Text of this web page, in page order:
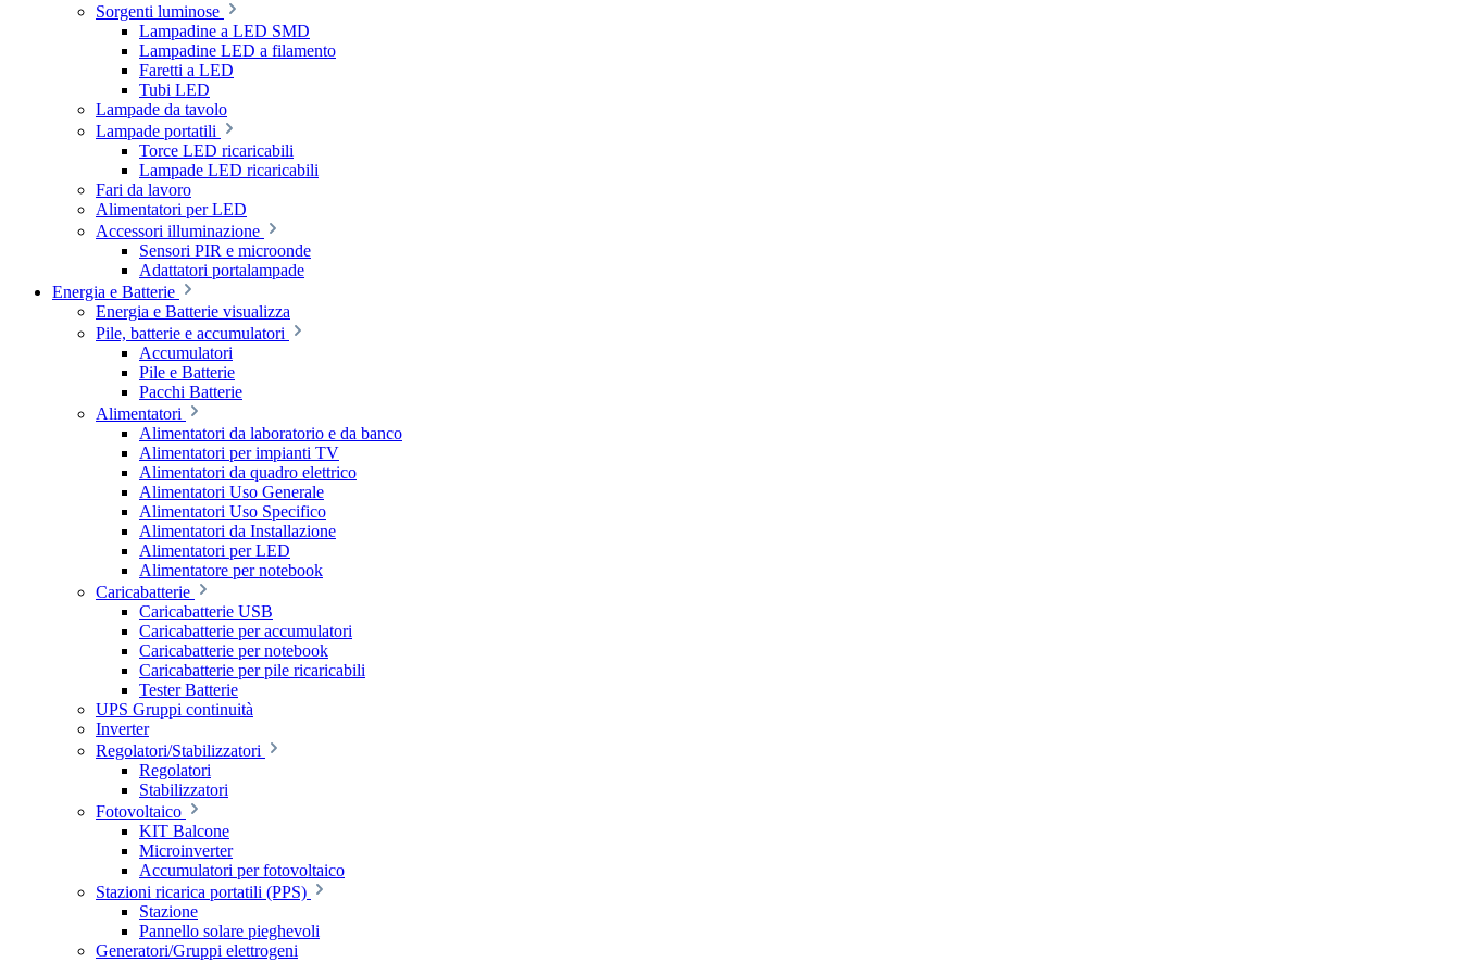
Sorgenti luminose
Lampadine a LED SMD
Lampadine LED a filamento
Faretti a LED
Tubi LED
Lampade da tavolo
Lampade portatili
Torce LED ricaricabili
Lampade LED ricaricabili
Fari da lavoro
Alimentatori per LED
Accessori illuminazione
Sensori PIR e microonde
Adattatori portalampade
Energia e Batterie
Energia e Batterie visualizza
Pile, batterie e accumulatori
Accumulatori
Pile e Batterie
Pacchi Batterie
Alimentatori
Alimentatori da laboratorio e da banco
Alimentatori per impianti TV
Alimentatori da quadro elettrico
Alimentatori Uso Generale
Alimentatori Uso Specifico
Alimentatori da Installazione
Alimentatori per LED
Alimentatore per notebook
Caricabatterie
Caricabatterie USB
Caricabatterie per accumulatori
Caricabatterie per notebook
Caricabatterie per pile ricaricabili
Tester Batterie
UPS Gruppi continuità
Inverter
Regolatori/Stabilizzatori
Regolatori
Stabilizzatori
Fotovoltaico
KIT Balcone
Microinverter
Accumulatori per fotovoltaico
Stazioni ricarica portatili (PPS)
Stazione
Pannello solare pieghevoli
Generatori/Gruppi elettrogeni